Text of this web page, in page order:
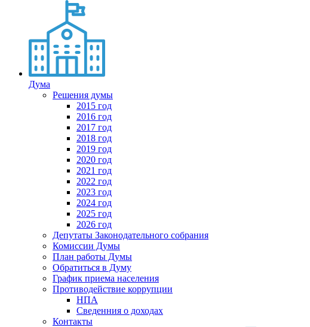
Дума
Решения думы
2015 год
2016 год
2017 год
2018 год
2019 год
2020 год
2021 год
2022 год
2023 год
2024 год
2025 год
2026 год
Депутаты Законодательного собрания
Комиссии Думы
План работы Думы
Обратиться в Думу
График приема населения
Противодействие коррупции
НПА
Сведенния о доходах
Контакты